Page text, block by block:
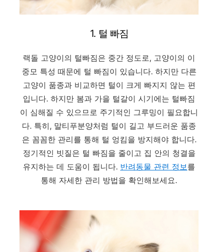
1. 털 빠짐
랙돌 고양이의 털빠짐은 중간 정도로, 고양이의 이
중모 특성 때문에 털 빠짐이 있습니다. 하지만 다른
고양이 품종과 비교하면 털이 크게 빠지지 않는 편
입니다. 하지만 봄과 가을 털갈이 시기에는 털빠짐
이 심해질 수 있으므로 주기적인 그루밍이 필요합니
다. 특히, 말티푸분양처럼 털이 길고 부드러운 품종
은 꼼꼼한 관리를 통해 털 엉킴을 방지해야 합니다.
정기적인 빗질은 털 빠짐을 줄이고 집 안의 청결을
유지하는 데 도움이 됩니다. 반려동물 관련 정보 를
통해 자세한 관리 방법을 확인해보세요.